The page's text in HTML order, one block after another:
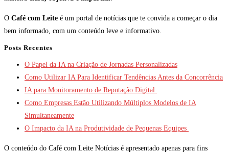
O Café com Leite é um portal de notícias que te convida a começar o dia
bem informado, com um conteúdo leve e informativo.
Posts Recentes
O Papel da IA na Criação de Jornadas Personalizadas
Como Utilizar IA Para Identificar Tendências Antes da Concorrência
IA para Monitoramento de Reputação Digital
Como Empresas Estão Utilizando Múltiplos Modelos de IA
Simultaneamente
O Impacto da IA na Produtividade de Pequenas Equipes
O conteúdo do Café com Leite Notícias é apresentado apenas para fins